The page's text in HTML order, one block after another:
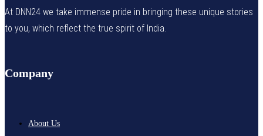
At DNN24 we take immense pride in bringing these unique stories
to you, which reflect the true spirit of India.
Company
About Us